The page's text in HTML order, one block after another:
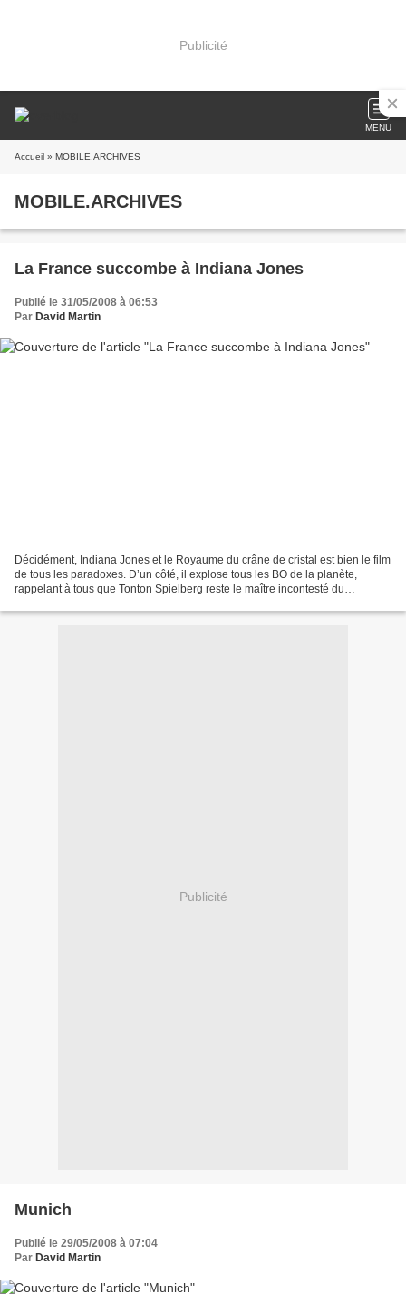
Publicité
MENU
Accueil » MOBILE.ARCHIVES
MOBILE.ARCHIVES
La France succombe à Indiana Jones
Publié le 31/05/2008 à 06:53
Par David Martin
Décidément, Indiana Jones et le Royaume du crâne de cristal est bien le film
de tous les paradoxes. D’un côté, il explose tous les BO de la planète,
rappelant à tous que Tonton Spielberg reste le maître incontesté du
Publicité
Munich
Publié le 29/05/2008 à 07:04
Par David Martin